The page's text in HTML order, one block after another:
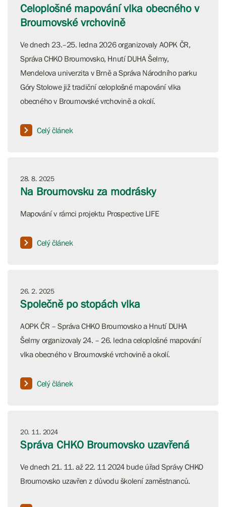
Celoplošné mapování vlka obecného v
Broumovské vrchovině
Ve dnech 23.–25. ledna 2026 organizovaly AOPK ČR,
Správa CHKO Broumovsko, Hnutí DUHA Šelmy,
Mendelova univerzita v Brně a Správa Národního parku
Góry Stolowe již tradiční celoplošné mapování vlka
obecného v Broumovské vrchovině a okolí.
Celý článek
28. 8. 2025
Na Broumovsku za modrásky
Mapování v rámci projektu Prospective LIFE
Celý článek
26. 2. 2025
Společně po stopách vlka
AOPK ČR – Správa CHKO Broumovsko a Hnutí DUHA
Šelmy organizovaly 24. – 26. ledna celoplošné mapování
vlka obecného v Broumovské vrchovině a okolí.
Celý článek
20. 11. 2024
Správa CHKO Broumovsko uzavřená
Ve dnech 21. 11. až 22. 11 2024 bude úřad Správy CHKO
Broumovsko uzavřen z důvodu školení zaměstnanců.